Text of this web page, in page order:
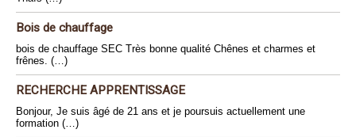
Bois de chauffage
bois de chauffage SEC Très bonne qualité Chênes et charmes et
frênes. (…)
RECHERCHE APPRENTISSAGE
Bonjour, Je suis âgé de 21 ans et je poursuis actuellement une
formation (…)